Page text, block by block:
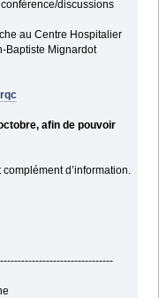
discussions
au Centre Hospitalier
Baptiste Mignardot
afin de pouvoir
d’information.